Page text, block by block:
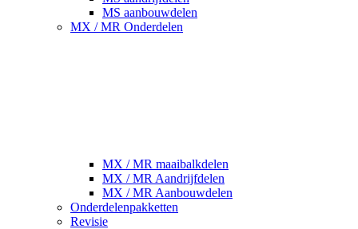
MS aanbouwdelen
MX / MR Onderdelen
MX / MR maaibalkdelen
MX / MR Aandrijfdelen
MX / MR Aanbouwdelen
Onderdelenpakketten
Revisie